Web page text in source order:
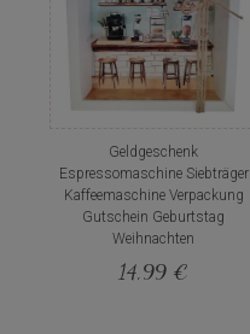
Geldgeschenk
Espressomaschine Siebträger
Kaffeemaschine Verpackung
Gutschein Geburtstag
Weihnachten
14,99 €